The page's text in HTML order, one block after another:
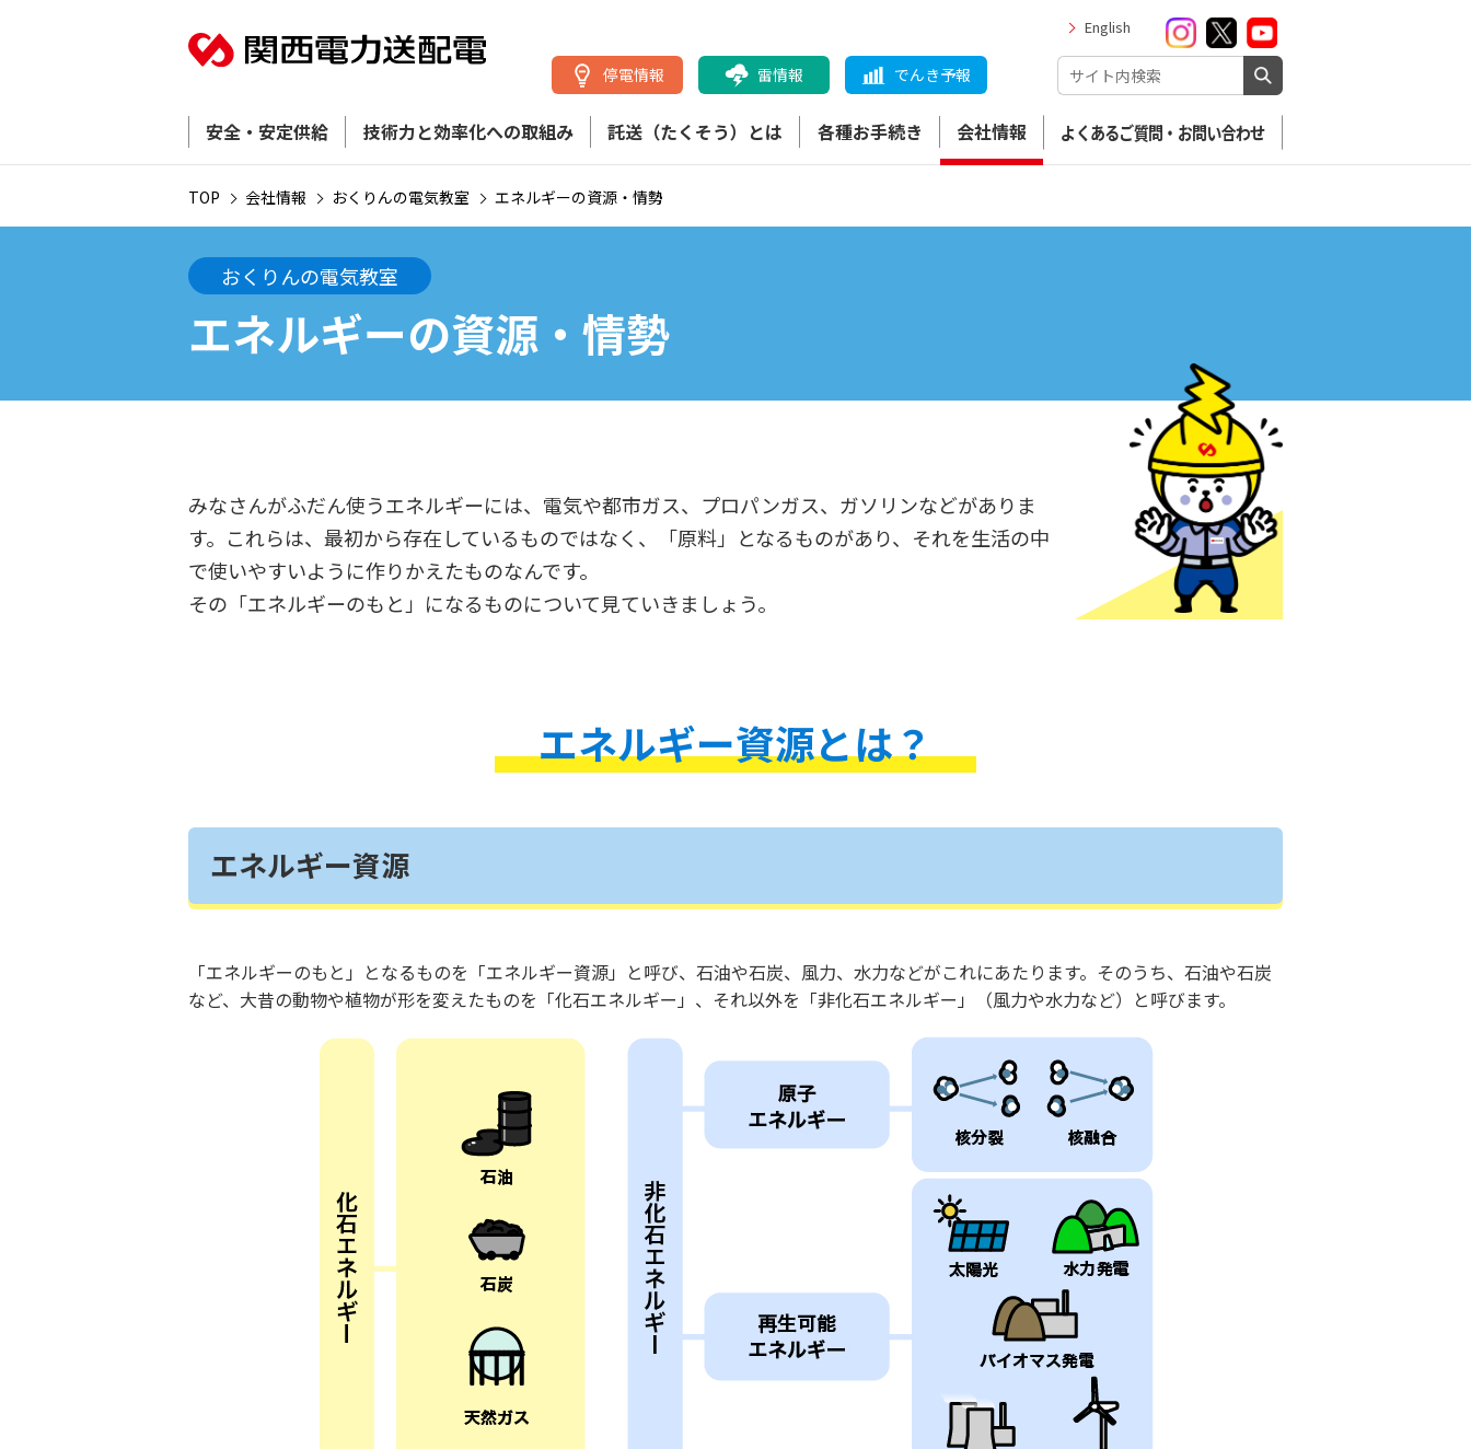
English
停電情報 雷情報 でんき予報
安全・安定供給 技術力と効率化への取組み 託送（たくそう）とは 各種お手続き 会社情報 よくあるご質問・お問い合わせ
TOP 会社情報 おくりんの電気教室 エネルギーの資源・情勢
おくりんの電気教室
エネルギーの資源・情勢
みなさんがふだん使うエネルギーには、電気や都市ガス、プロパンガス、ガソリンなどがありま
す。これらは、最初から存在しているものではなく、「原料」となるものがあり、それを生活の中
で使いやすいように作りかえたものなんです。
その「エネルギーのもと」になるものについて見ていきましょう。
エネルギー資源とは？
エネルギー資源
「エネルギーのもと」となるものを「エネルギー資源」と呼び、石油や石炭、風力、水力などがこれにあたります。そのうち、石油や石炭
など、大昔の動物や植物が形を変えたものを「化石エネルギー」、それ以外を「非化石エネルギー」（風力や水力など）と呼びます。